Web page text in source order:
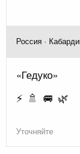
Россия ·
«Гедуко»
⚡ 🚿 🚐 🌿
Уточняйте